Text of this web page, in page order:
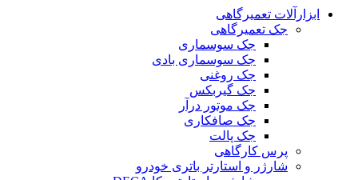
ابزارآلات تعمیرگاهی
جک تعمیرگاهی
جک سوسماری
جک سوسماری بادی
جک روغنی
جک گیربکس
جک موتور درآر
جک صافکاری
جک پالت
پرس کارگاهی
شارژر و استارتر باتری خودرو